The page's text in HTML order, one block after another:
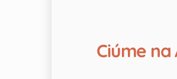
Ciúme na